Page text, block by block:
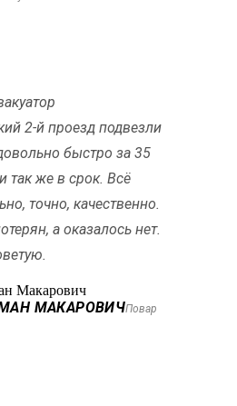
2-й проезд подвезли
быстро за 35
так же в срок. Всё
точно, качественно.
а оказалось нет.
МАКАРОВИЧПовар